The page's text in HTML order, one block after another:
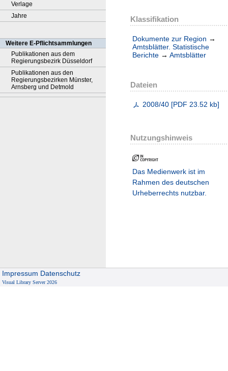
Verlage
Jahre
Weitere E-Pflichtsammlungen
Publikationen aus dem
Regierungsbezirk Düsseldorf
Publikationen aus den
Regierungsbezirken Münster,
Arnsberg und Detmold
Klassifikation
Dokumente zur Region →
Amtsblätter. Statistische
Berichte → Amtsblätter
Dateien
2008/40 [PDF 23.52 kb]
Nutzungshinweis
Das Medienwerk ist im
Rahmen des deutschen
Urheberrechts nutzbar.
Impressum Datenschutz
Visual Library Server 2026